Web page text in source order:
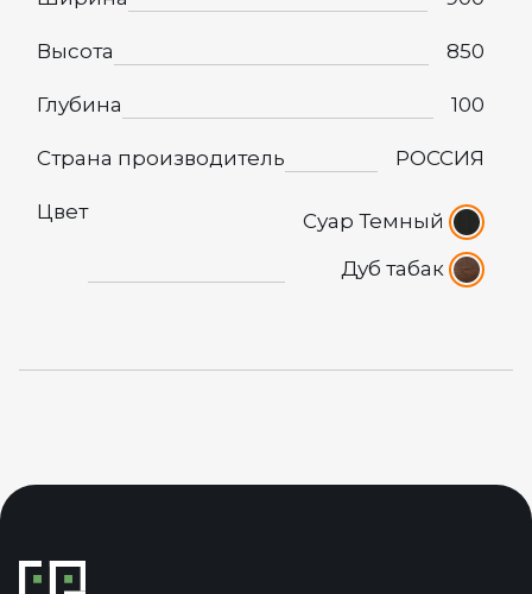
Высота 850
Глубина 100
Страна производитель РОССИЯ
Цвет
Суар Темный
Дуб табак